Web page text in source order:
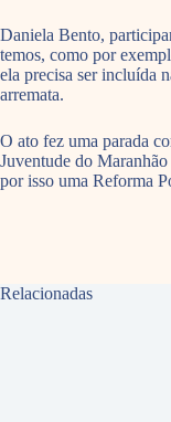
Daniela Bento,
temos, como por
ela precisa ser incluída
arremata.
O ato fez uma parada
Juventude do
por isso uma Reforma
Relacionadas